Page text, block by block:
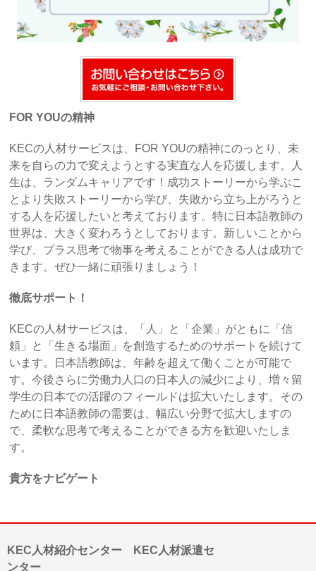
FOR YOUの精神
KECの人材サービスは、FOR YOUの精神にのっとり、未
来を自らの力で変えようとする実直な人を応援します。人
生は、ランダムキャリアです！成功ストーリーから学ぶこ
とより失敗ストーリーから学び、失敗から立ち上がろうと
する人を応援したいと考えております。特に日本語教師の
世界は、大きく変わろうとしております。新しいことから
学び、プラス思考で物事を考えることができる人は成功で
きます。ぜひ一緒に頑張りましょう！
徹底サポート！
KECの人材サービスは、「人」と「企業」がともに「信
頼」と「生きる場面」を創造するためのサポートを続けて
います。日本語教師は、年齢を超えて働くことが可能で
す。今後さらに労働力人口の日本人の減少により、増々留
学生の日本での活躍のフィールドは拡大いたします。その
ために日本語教師の需要は、幅広い分野で拡大しますの
で、柔軟な思考で考えることができる方を歓迎いたしま
す。
貴方をナビゲート
KEC人材紹介センター KEC人材派遣セ
ンター